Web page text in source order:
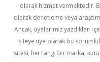
olarak hizmet vermektedir.
olarak denetleme veya
Ancak, üyelerimiz yazdıkları
siteye üye olarak bu
sitesi, herhangi bir marka,